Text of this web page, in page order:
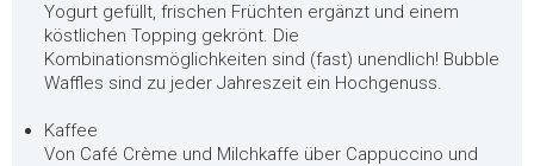
Yogurt gefüllt, frischen Früchten ergänzt und einem
köstlichen Topping gekrönt. Die
Kombinationsmöglichkeiten sind (fast) unendlich! Bubble
Waffles sind zu jeder Jahreszeit ein Hochgenuss.
Kaffee
Von Café Crème und Milchkaffe über Cappuccino und